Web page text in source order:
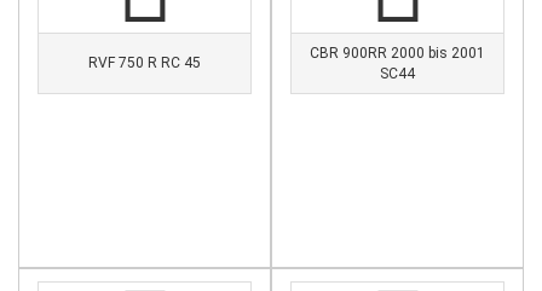
RVF 750 R RC 45
CBR 900RR 2000 bis 2001
SC44